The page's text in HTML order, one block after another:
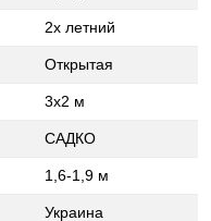
2х летний
Открытая
3х2 м
САДКО
1,6-1,9 м
Украина